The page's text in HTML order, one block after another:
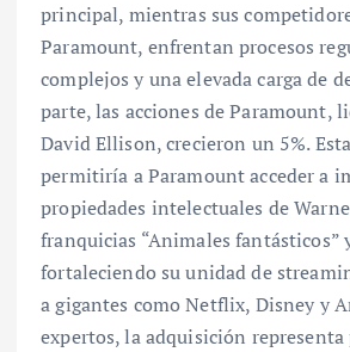
principal, mientras sus
Paramount, enfrentan procesos
complejos y una elevada carga de
parte, las acciones de Paramount,
David Ellison, crecieron un 5%.
permitiría a Paramount acceder a
propiedades intelectuales de
franquicias “Animales fantásticos”
fortaleciendo su unidad de
a gigantes como Netflix, Disney y
expertos, la adquisición